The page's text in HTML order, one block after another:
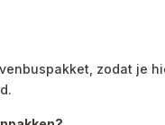
zodat je